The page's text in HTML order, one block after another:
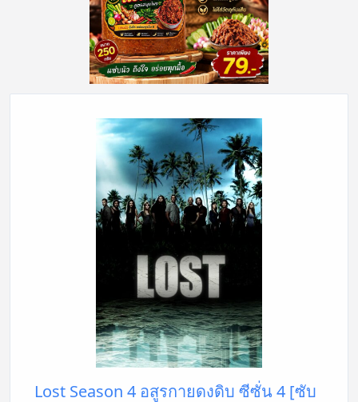
Lost Season 4 อสูรกายดงดิบ ซีซั่น 4 [ซับ